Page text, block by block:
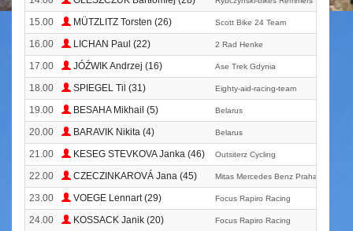
15.00 MÜTZLITZ Torsten (26) Scott Bike 24 Team
16.00 LICHAN Paul (22) 2 Rad Henke
17.00 JÓŹWIK Andrzej (16) Ase Trek Gdynia
18.00 SPIEGEL Til (31) Eighty-aid-racing-team
19.00 BESAHA Mikhail (5) Belarus
20.00 BARAVIK Nikita (4) Belarus
21.00 KESEG STEVKOVA Janka (46) Outsiterz Cycling
22.00 CZECZINKAROVÁ Jana (45) Mitas Mercedes Benz Praha Trek
23.00 VOEGE Lennart (29) Focus Rapiro Racing
24.00 KOSSACK Janik (20) Focus Rapiro Racing